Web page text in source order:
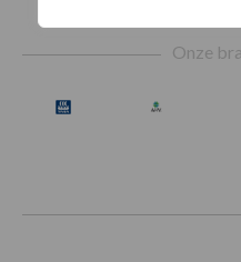
Footer
Onze